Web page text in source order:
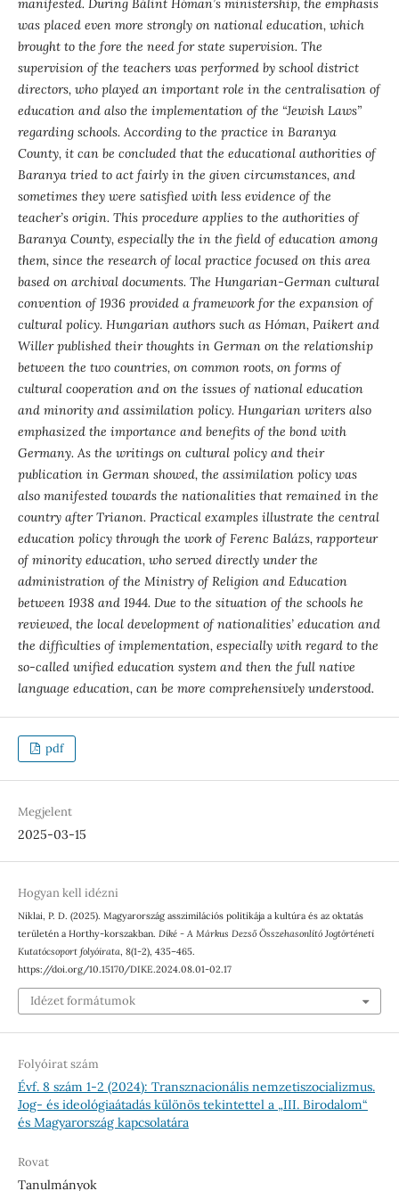
manifested. During Bálint Hóman’s ministership, the emphasis
was placed even more strongly on national education, which
brought to the fore the need for state supervision. The
supervision of the teachers was performed by school district
directors, who played an important role in the centralisation of
education and also the implementation of the “Jewish Laws”
regarding schools. According to the practice in Baranya
County, it can be concluded that the educational authorities of
Baranya tried to act fairly in the given circumstances, and
sometimes they were satisfied with less evidence of the
teacher’s origin. This procedure applies to the authorities of
Baranya County, especially the in the field of education among
them, since the research of local practice focused on this area
based on archival documents. The Hungarian-German cultural
convention of 1936 provided a framework for the expansion of
cultural policy. Hungarian authors such as Hóman, Paikert and
Willer published their thoughts in German on the relationship
between the two countries, on common roots, on forms of
cultural cooperation and on the issues of national education
and minority and assimilation policy. Hungarian writers also
emphasized the importance and benefits of the bond with
Germany. As the writings on cultural policy and their
publication in German showed, the assimilation policy was
also manifested towards the nationalities that remained in the
country after Trianon. Practical examples illustrate the central
education policy through the work of Ferenc Balázs, rapporteur
of minority education, who served directly under the
administration of the Ministry of Religion and Education
between 1938 and 1944. Due to the situation of the schools he
reviewed, the local development of nationalities’ education and
the difficulties of implementation, especially with regard to the
so-called unified education system and then the full native
language education, can be more comprehensively understood.
pdf
Megjelent
2025-03-15
Hogyan kell idézni
Niklai, P. D. (2025). Magyarország asszimilációs politikája a kultúra és az oktatás
területén a Horthy-korszakban. Díké - A Márkus Dezső Összehasonlító Jogtörténeti
Kutatócsoport folyóirata, 8(1-2), 435–465.
https://doi.org/10.15170/DIKE.2024.08.01-02.17
Idézet formátumok
Folyóirat szám
Évf. 8 szám 1-2 (2024): Transznacionális nemzetiszocializmus.
Jog- és ideológiaátadás különös tekintettel a „III. Birodalom“
és Magyarország kapcsolatára
Rovat
Tanulmányok